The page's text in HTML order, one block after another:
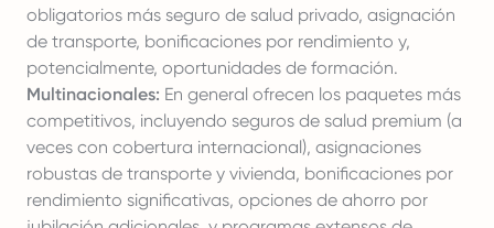
obligatorios más seguro de salud privado, asignación
de transporte, bonificaciones por rendimiento y,
potencialmente, oportunidades de formación.
Multinacionales: En general ofrecen los paquetes más
competitivos, incluyendo seguros de salud premium (a
veces con cobertura internacional), asignaciones
robustas de transporte y vivienda, bonificaciones por
rendimiento significativas, opciones de ahorro por